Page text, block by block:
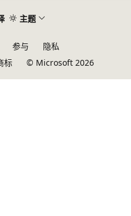
主题
参与
隐私
标 © Microsoft 2026